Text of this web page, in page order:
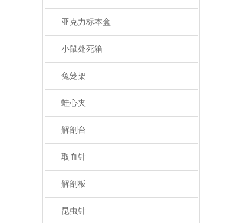
亚克力标本盒
小鼠处死箱
兔笼架
蛙心夹
解剖台
取血针
解剖板
昆虫针